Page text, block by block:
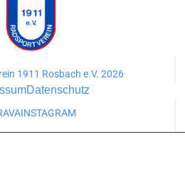
1911 Rosbach e.V. 2026
Datenschutz
INSTAGRAM